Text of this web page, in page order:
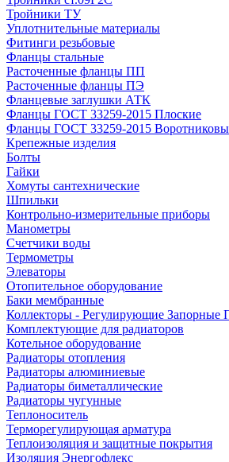
Тройники ТУ
Уплотнительные материалы
Фитинги резьбовые
Фланцы стальные
Расточенные фланцы ПП
Расточенные фланцы ПЭ
Фланцевые заглушки АТК
Фланцы ГОСТ 33259-2015 Плоские
Фланцы ГОСТ 33259-2015
Крепежные изделия
Болты
Гайки
Хомуты сантехнические
Шпильки
Контрольно-измерительные приборы
Манометры
Счетчики воды
Термометры
Элеваторы
Отопительное оборудование
Баки мембранные
Коллекторы - Регулирующие Запорные
Комплектующие для радиаторов
Котельное оборудование
Радиаторы отопления
Радиаторы алюминиевые
Радиаторы биметаллические
Радиаторы чугунные
Теплоноситель
Терморегулирующая арматура
Теплоизоляция и защитные покрытия
Изоляция Энергофлекс